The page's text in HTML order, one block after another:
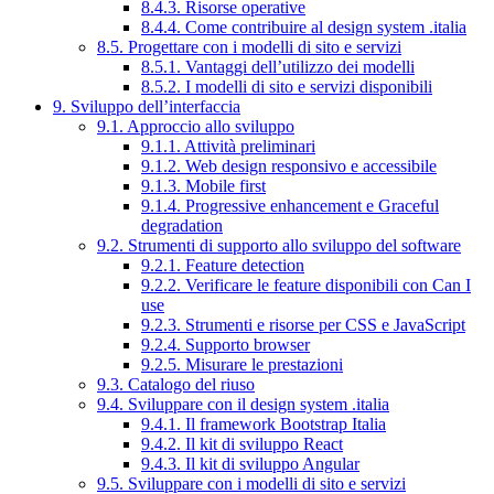
8.4.3. Risorse operative
8.4.4. Come contribuire al design system .italia
8.5. Progettare con i modelli di sito e servizi
8.5.1. Vantaggi dell’utilizzo dei modelli
8.5.2. I modelli di sito e servizi disponibili
9. Sviluppo dell’interfaccia
9.1. Approccio allo sviluppo
9.1.1. Attività preliminari
9.1.2. Web design responsivo e accessibile
9.1.3. Mobile first
9.1.4. Progressive enhancement e Graceful
degradation
9.2. Strumenti di supporto allo sviluppo del software
9.2.1. Feature detection
9.2.2. Verificare le feature disponibili con Can I
use
9.2.3. Strumenti e risorse per CSS e JavaScript
9.2.4. Supporto browser
9.2.5. Misurare le prestazioni
9.3. Catalogo del riuso
9.4. Sviluppare con il design system .italia
9.4.1. Il framework Bootstrap Italia
9.4.2. Il kit di sviluppo React
9.4.3. Il kit di sviluppo Angular
9.5. Sviluppare con i modelli di sito e servizi